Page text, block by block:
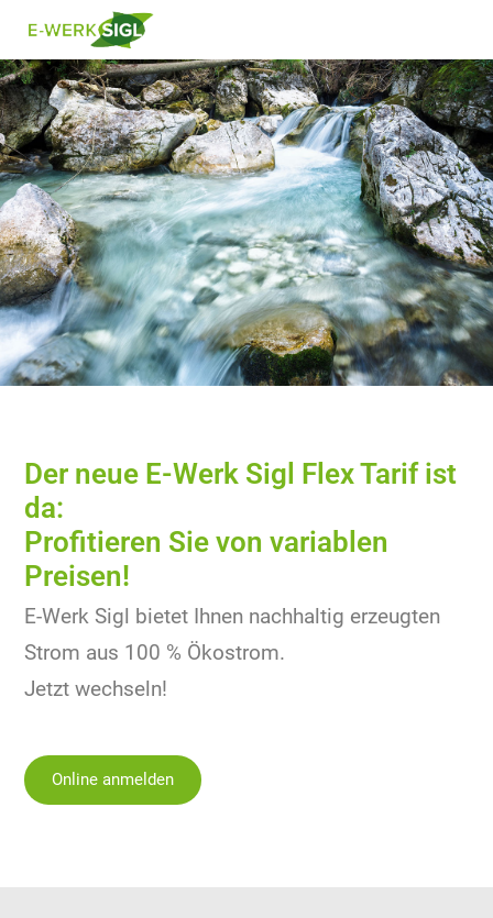
Der neue E-Werk Sigl Flex Tarif ist
da:
Profitieren Sie von variablen
Preisen!
E-Werk Sigl bietet Ihnen nachhaltig erzeugten
Strom aus 100 % Ökostrom.
Jetzt wechseln!
Online anmelden